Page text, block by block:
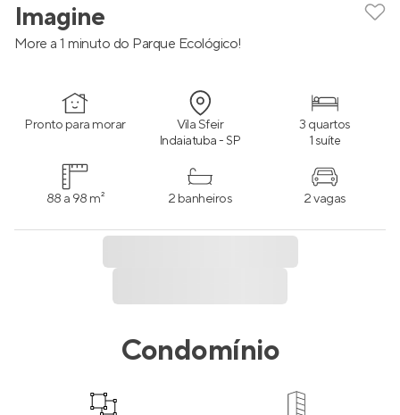
Imagine
More a 1 minuto do Parque Ecológico!
Pronto para morar Vila Sfeir
Indaiatuba - SP
3 quartos
1 suíte
88 a 98 m² 2 banheiros 2 vagas
Condomínio